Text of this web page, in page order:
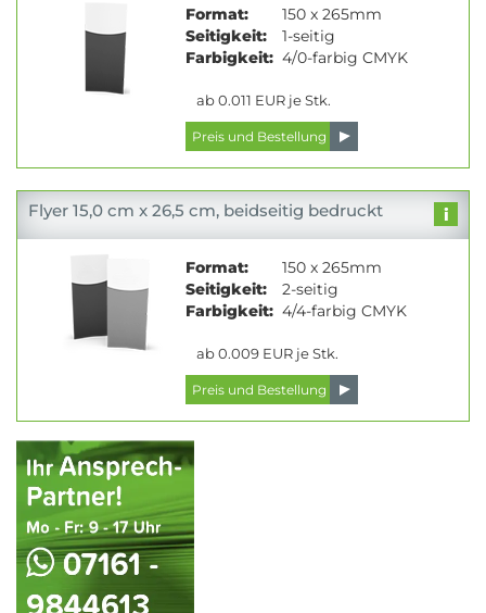
Format:
150 x 265mm
Seitigkeit:
1-seitig
Farbigkeit: 4/0-farbig CMYK
ab 0.011 EUR je Stk.
Flyer 15,0 cm x 26,5 cm, beidseitig bedruckt
Format:
150 x 265mm
Seitigkeit:
2-seitig
Farbigkeit: 4/4-farbig CMYK
ab 0.009 EUR je Stk.